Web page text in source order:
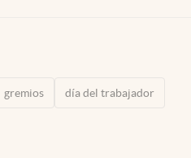
gremios día del trabajador